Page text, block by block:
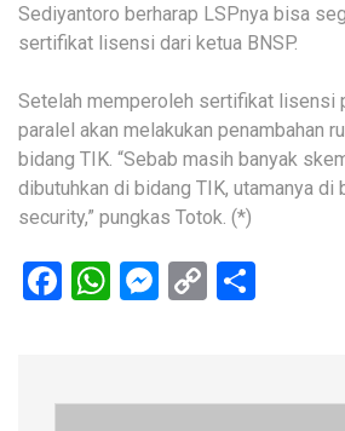
Sediyantoro berharap LSPnya bisa
sertifikat lisensi dari ketua BNSP.
Setelah memperoleh sertifikat lisensi
paralel akan melakukan penambahan
bidang TIK. “Sebab masih banyak
dibutuhkan di bidang TIK, utamanya di
security,” pungkas Totok. (*)
Facebook
WhatsApp
Messenger
Copy